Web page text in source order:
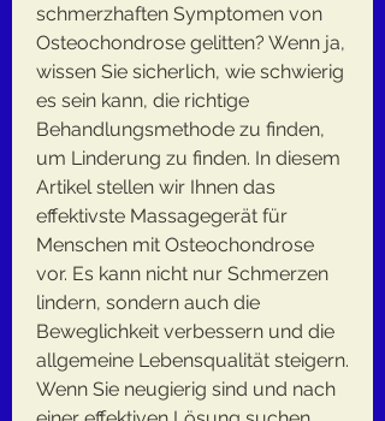
schmerzhaften Symptomen von
Osteochondrose gelitten? Wenn ja,
wissen Sie sicherlich, wie schwierig
es sein kann, die richtige
Behandlungsmethode zu finden,
um Linderung zu finden. In diesem
Artikel stellen wir Ihnen das
effektivste Massagegerät für
Menschen mit Osteochondrose
vor. Es kann nicht nur Schmerzen
lindern, sondern auch die
Beweglichkeit verbessern und die
allgemeine Lebensqualität steigern.
Wenn Sie neugierig sind und nach